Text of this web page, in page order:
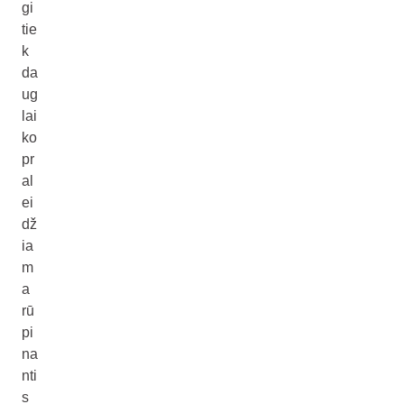
gi
tie
k
da
ug
lai
ko
pr
al
ei
dž
ia
m
a
rū
pi
na
nti
s